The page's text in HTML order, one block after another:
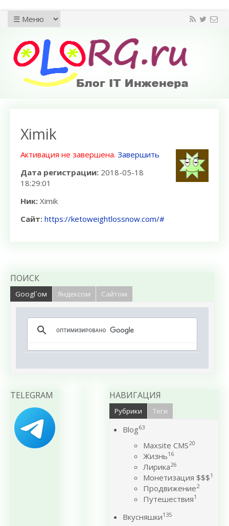
Ximik
Активация не завершена. Завершить
Дата регистрации: 2018-05-18
18:29:01
Ник: Ximik
Сайт: https://ketoweightlossnow.com/#
ПОИСК
Googl`ом Яндексом Сайтом
TELEGRAM НАВИГАЦИЯ
Рубрики Теги
Blog63
Maxsite CMS20
Жизнь16
Лирика26
Монетизация $$$1
Продвижение2
Путешествия1
Вкусняшки135